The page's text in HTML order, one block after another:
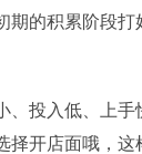
期的积累阶段
投入低、上手
择开店面哦，这